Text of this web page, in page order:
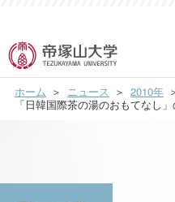
帝塚山大学について
学部・大学院
ホーム ニュース
2010年
「日韓国際茶の湯のおもてなし